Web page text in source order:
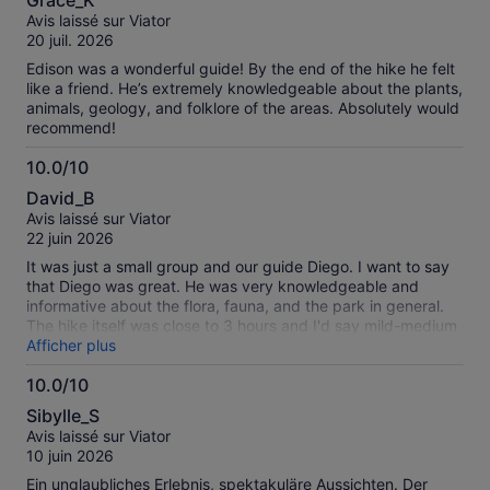
avis
vérifiés
sur
10
Avis laissé sur Viator
20 juil. 2026
Edison was a wonderful guide! By the end of the hike he felt
like a friend. He’s extremely knowledgeable about the plants,
animals, geology, and folklore of the areas. Absolutely would
recommend!
10.0/10
10.0
sur
10
David_B
Avis laissé sur Viator
22 juin 2026
It was just a small group and our guide Diego. I want to say
that Diego was great. He was very knowledgeable and
informative about the flora, fauna, and the park in general.
The hike itself was close to 3 hours and I'd say mild-medium
difficulty if you have any kind of experience. Definitely one
of the highlights if you are in the Cuenca region and worth a
day's visit.
Afficher plus
10.0/10
10.0
sur
10
Sibylle_S
Avis laissé sur Viator
10 juin 2026
Ein unglaubliches Erlebnis, spektakuläre Aussichten. Der